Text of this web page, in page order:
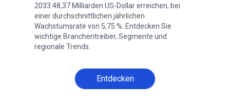
2033 48,37 Milliarden US-Dollar erreichen, bei
einer durchschnittlichen jährlichen
Wachstumsrate von 5,75 %. Entdecken Sie
wichtige Branchentreiber, Segmente und
regionale Trends.
Entdecken